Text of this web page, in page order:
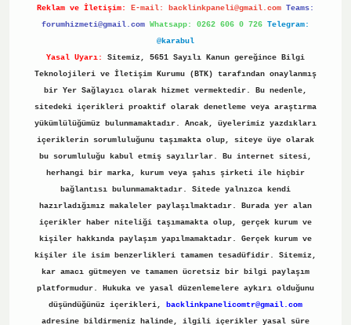
Reklam ve İletişim: E-mail: backlinkpaneli@gmail.com Teams:
forumhizmeti@gmail.com Whatsapp: 0262 606 0 726 Telegram:
@karabul
Yasal Uyarı:
Sitemiz, 5651 Sayılı Kanun gereğince Bilgi
Teknolojileri ve İletişim Kurumu (BTK) tarafından onaylanmış
bir Yer Sağlayıcı olarak hizmet vermektedir. Bu nedenle,
sitedeki içerikleri proaktif olarak denetleme veya araştırma
yükümlülüğümüz bulunmamaktadır. Ancak, üyelerimiz yazdıkları
içeriklerin sorumluluğunu taşımakta olup, siteye üye olarak
bu sorumluluğu kabul etmiş sayılırlar. Bu internet sitesi,
herhangi bir marka, kurum veya şahıs şirketi ile hiçbir
bağlantısı bulunmamaktadır. Sitede yalnızca kendi
hazırladığımız makaleler paylaşılmaktadır. Burada yer alan
içerikler haber niteliği taşımamakta olup, gerçek kurum ve
kişiler hakkında paylaşım yapılmamaktadır. Gerçek kurum ve
kişiler ile isim benzerlikleri tamamen tesadüfidir. Sitemiz,
kar amacı gütmeyen ve tamamen ücretsiz bir bilgi paylaşım
platformudur. Hukuka ve yasal düzenlemelere aykırı olduğunu
düşündüğünüz içerikleri,
backlinkpanelicomtr@gmail.com
adresine bildirmeniz halinde, ilgili içerikler yasal süre